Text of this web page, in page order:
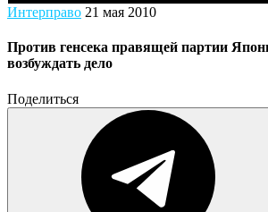
Интерправо 21 мая 2010
Против генсека правящей партии
возбуждать дело
Поделиться